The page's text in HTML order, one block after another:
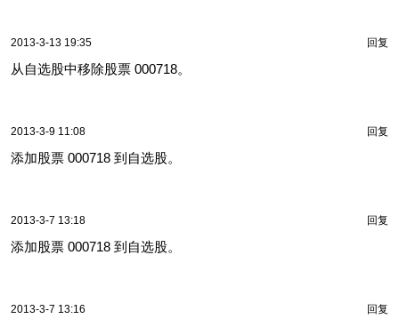
2013-3-13 19:35 回复
从自选股中移除股票 000718。
2013-3-9 11:08 回复
添加股票 000718 到自选股。
2013-3-7 13:18 回复
添加股票 000718 到自选股。
2013-3-7 13:16 回复